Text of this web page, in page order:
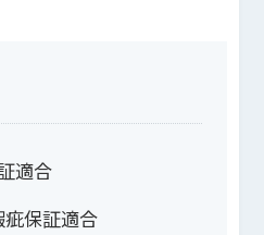
適合
疵保証適合